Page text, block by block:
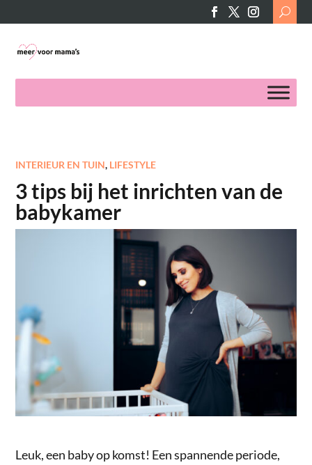
Search
for:
INTERIEUR EN TUIN, LIFESTYLE
3 tips bij het inrichten van de
babykamer
Leuk, een baby op komst! Een spannende periode,